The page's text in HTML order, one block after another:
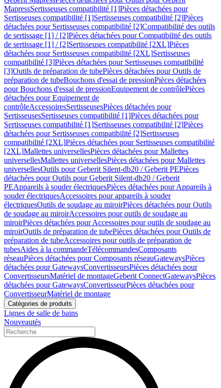
MapressSertisseuses compatibilité [1]Pièces détachées pour
Sertisseuses compatibilité [1]Sertisseuses compatibilité [2]Pièces
détachées pour Sertisseuses compatibilité [2]Compatibilité des outils
de sertissage [1] / [2]Pièces détachées pour Compatibilité des outils
de sertissage [1] / [2]Sertisseuses compatibilité [2XL]Pièces
détachées pour Sertisseuses compatibilité [2XL]Sertisseuses
compatibilité [3]Pièces détachées pour Sertisseuses compatibilité
[3]Outils de préparation de tubePièces détachées pour Outils de
préparation de tubeBouchons d'essai de pressionPièces détachées
pour Bouchons d'essai de pressionEquipement de contrôlePièces
détachées pour Equipement de
contrôleAccessoiresSertisseusesPièces détachées pour
SertisseusesSertisseuses compatibilité [1]Pièces détachées pour
Sertisseuses compatibilité [1]Sertisseuses compatibilité [2]Pièces
détachées pour Sertisseuses compatibilité [2]Sertisseuses
compatibilité [2XL]Pièces détachées pour Sertisseuses compatibilité
[2XL]Mallettes universellesPièces détachées pour Mallettes
universellesMallettes universellesPièces détachées pour Mallettes
universellesOutils pour Geberit Silent-db20 / Geberit PEPièces
détachées pour Outils pour Geberit Silent-db20 / Geberit
PEAppareils à souder électriquesPièces détachées pour Appareils à
souder électriquesAccessoires pour appareils à souder
électriquesOutils de soudage au miroirPièces détachées pour Outils
de soudage au miroirAccessoires pour outils de soudage au
miroirPièces détachées pour Accessoires pour outils de soudage au
miroirOutils de préparation de tubePièces détachées pour Outils de
préparation de tubeAccessoires pour outils de préparation de
tubesAides à la commandeTélécommandesComposants
réseauPièces détachées pour Composants réseauGatewaysPièces
détachées pour GatewaysConvertisseursPièces détachées pour
ConvertisseursMatériel de montageGeberit ConnectGatewaysPièces
détachées pour GatewaysConvertisseurPièces détachées pour
ConvertisseurMatériel de montage
Catégories de produits
Lignes de salle de bains
Nouveautés